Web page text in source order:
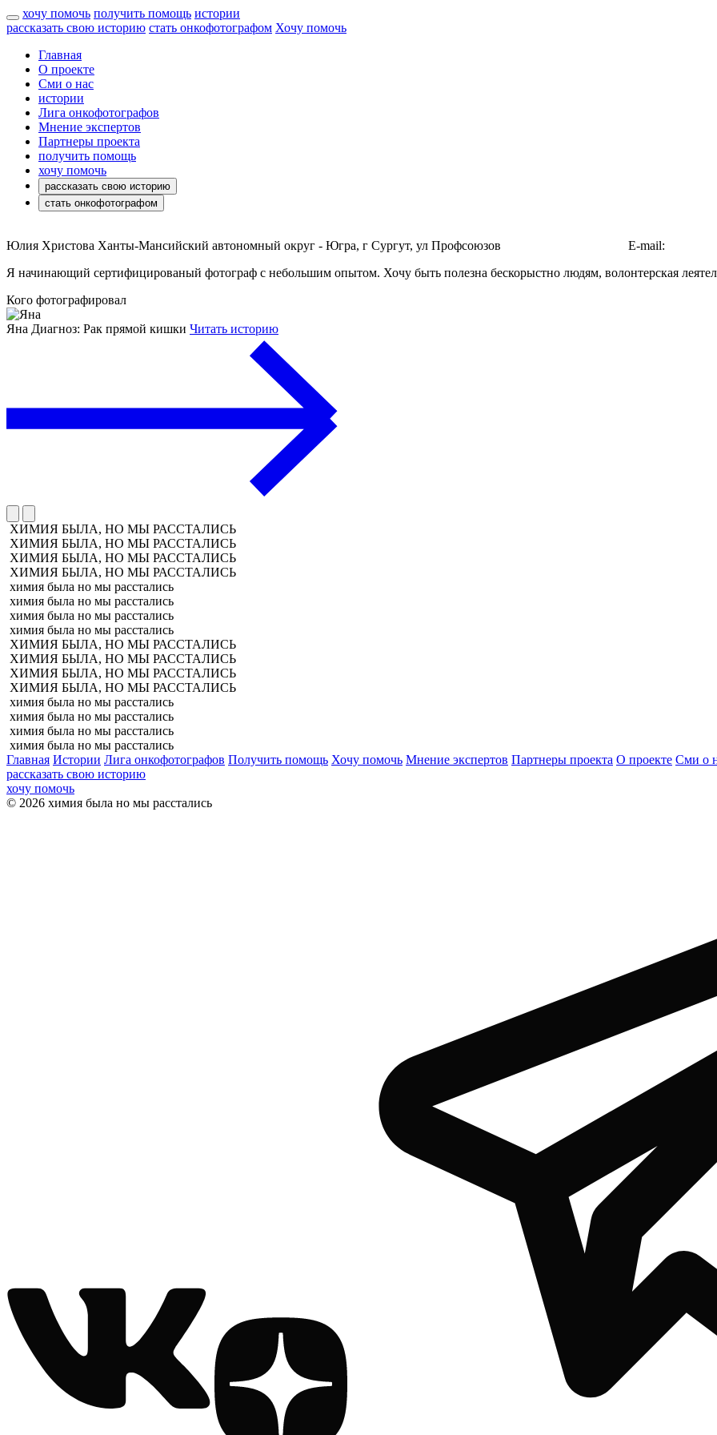
хочу помочь получить помощь истории
рассказать свою историю стать онкофотографом Хочу помочь
Главная
О проекте
Сми о нас
истории
Лига онкофотографов
Мнение экспертов
Партнеры проекта
получить помощь
хочу помочь
рассказать свою историю
стать онкофотографом
Юлия Христова Ханты-Мансийский автономный округ - Югра, г Сургут, ул Профсоюзов E-mail:
Я начинающий сертифицированый фотограф с небольшим опытом. Хочу быть полезна бескорыстно людям, волонтерская
Кого фотографировал
Яна Диагноз: Рак прямой кишки Читать историю
ХИМИЯ БЫЛА, НО МЫ РАССТАЛИСЬ
ХИМИЯ БЫЛА, НО МЫ РАССТАЛИСЬ
ХИМИЯ БЫЛА, НО МЫ РАССТАЛИСЬ
ХИМИЯ БЫЛА, НО МЫ РАССТАЛИСЬ
химия была но мы расстались
химия была но мы расстались
химия была но мы расстались
химия была но мы расстались
ХИМИЯ БЫЛА, НО МЫ РАССТАЛИСЬ
ХИМИЯ БЫЛА, НО МЫ РАССТАЛИСЬ
ХИМИЯ БЫЛА, НО МЫ РАССТАЛИСЬ
ХИМИЯ БЫЛА, НО МЫ РАССТАЛИСЬ
химия была но мы расстались
химия была но мы расстались
химия была но мы расстались
химия была но мы расстались
Главная Истории Лига онкофотографов Получить помощь Хочу помочь Мнение экспертов Партнеры проекта О проекте Сми о
рассказать свою историю
хочу помочь
© 2026 химия была но мы расстались